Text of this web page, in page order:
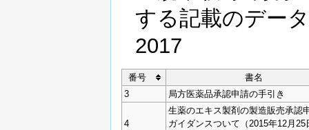
する記載のデー
2017
番号
書名
3
局方医薬品承認申請の手引き
4
生薬のエキス製剤の製造販売承認
ガイダンスついて（2015年12月25